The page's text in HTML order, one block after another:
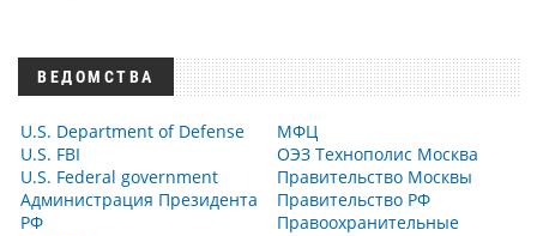
ВЕДОМСТВА
U.S. Department of Defense
U.S. FBI
U.S. Federal government
Администрация Президента
РФ
МФЦ
ОЭЗ Технополис Москва
Правительство Москвы
Правительство РФ
Правоохранительные